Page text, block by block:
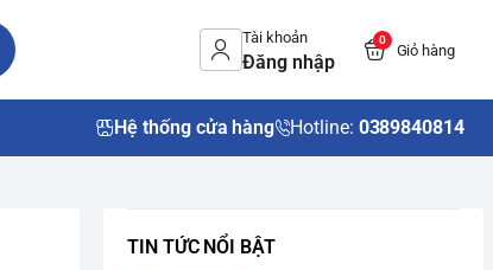
Tài khoản
Đăng nhập
0
Giỏ hàng
Hệ thống cửa hàng Hotline: 0389840814
TIN TỨC NỔI BẬT